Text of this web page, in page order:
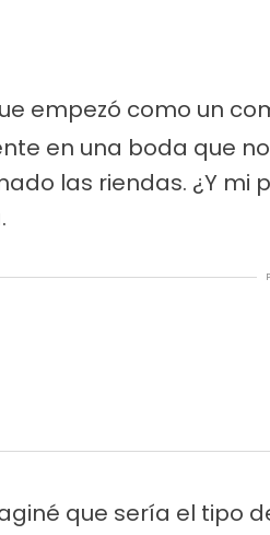
empezó como un
en una boda que
las riendas. ¿Y mi
que sería el tipo